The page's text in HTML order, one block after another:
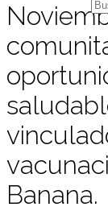
Banana.